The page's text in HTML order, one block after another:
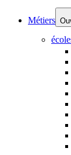
Métiers